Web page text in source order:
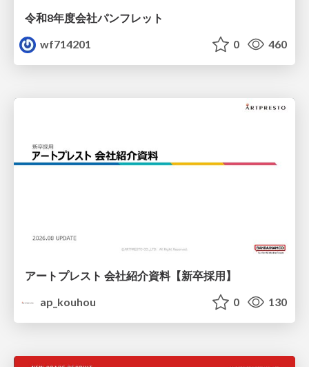
令和8年度会社パンフレット
wf714201
0 460
アートプレスト 会社紹介資料【新卒採用】
ap_kouhou
0 130